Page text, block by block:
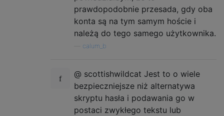
prawdopodobnie przesada, gdy oba
konta są na tym samym hoście i
należą do tego samego użytkownika.
calum_b
@ scottishwildcat Jest to o wiele
bezpieczniejsze niż alternatywa
skryptu hasła i podawania go w
postaci zwykłego tekstu lub